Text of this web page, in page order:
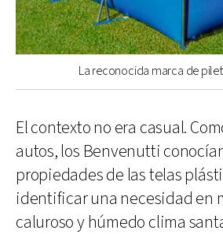
La reconocida marca de
El contexto no era casual.
autos, los Benvenutti
propiedades de las telas
identificar una necesidad en
caluroso y húmedo clima